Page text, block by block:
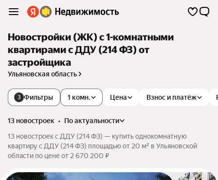
Новостройки (ЖК) с 1-комнатными
квартирами с ДДУ (214 ФЗ) от
застройщика
Ульяновская область
3 Фильтры Цена Взнос и платёж
1 комн.
13 новостроек •
по актуальности
13 новостроек с ДДУ (214 ФЗ) — купить однокомнатную
квартиру с ДДУ (214 ФЗ) площадью от 20 м² в Ульяновской
области по цене от 2 670 200 ₽